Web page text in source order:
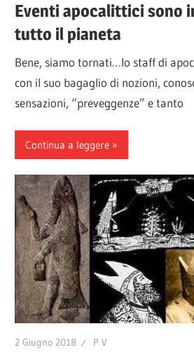
Eventi apocalittici sono
tutto il pianeta
Bene, siamo tornati…lo staff di
con il suo bagaglio di nozioni,
sensazioni, “preveggenze” e tanto
Continua a leggere
2 Giugno 2018 P V